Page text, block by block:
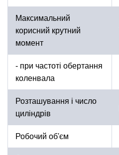
Максимальний
корисний крутний
момент
- при частоті обертання
коленвала
Розташування і число
циліндрів
Робочий об'єм